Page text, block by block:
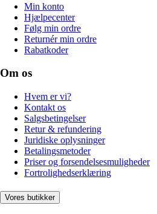
Min konto
Hjælpecenter
Følg min ordre
Returnér min ordre
Rabatkoder
Om os
Hvem er vi?
Kontakt os
Salgsbetingelser
Retur & refundering
Juridiske oplysninger
Betalingsmetoder
Priser og forsendelsesmuligheder
Fortrolighedserklæring
Vores butikker